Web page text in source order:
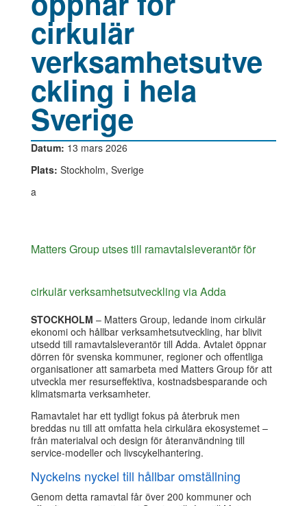
cirkulär
verksamhetsutve
ckling i hela
Sverige
Datum: 13 mars 2026
Plats: Stockholm, Sverige
a
Matters Group utses till ramavtalsleverantör för
cirkulär verksamhetsutveckling via Adda
STOCKHOLM – Matters Group, ledande inom cirkulär
ekonomi och hållbar verksamhetsutveckling, har blivit
utsedd till ramavtalsleverantör till Adda. Avtalet öppnar
dörren för svenska kommuner, regioner och offentliga
organisationer att samarbeta med Matters Group för att
utveckla mer resurseffektiva, kostnadsbesparande och
klimatsmarta verksamheter.
Ramavtalet har ett tydligt fokus på återbruk men
breddas nu till att omfatta hela cirkulära ekosystemet –
från materialval och design för återanvändning till
service-modeller och livscykelhantering.
Nyckelns nyckel till hållbar omställning
Genom detta ramavtal får över 200 kommuner och